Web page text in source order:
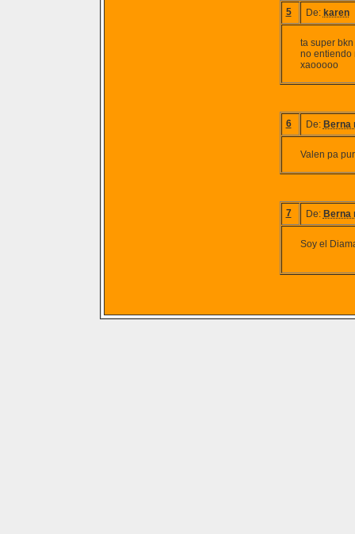
5 De: karen
ta super
no entiendo
xaooooo
6 De: Berna
Valen pa
7 De: Berna
Soy el